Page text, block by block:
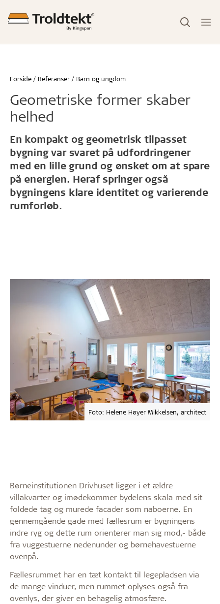
Forside Referanser Barn og ungdom
Geometriske former skaber
helhed
En kompakt og geometrisk tilpasset
bygning var svaret på udfordringener
med en lille grund og ønsket om at spare
på energien. Heraf springer også
bygningens klare identitet og varierende
rumforløb.
Foto: Helene Høyer Mikkelsen, architect
Børneinstitutionen Drivhuset ligger i et ældre
villakvarter og imødekommer bydelens skala med sit
foldede tag og murede facader som naboerne. En
gennemgående gade med fællesrum er bygningens
indre ryg og dette rum orienterer man sig mod,- både
fra vuggestuerne nedenunder og børnehavestuerne
ovenpå.
Fællesrummet har en tæt kontakt til legepladsen via
de mange vinduer, men rummet oplyses også fra
ovenlys, der giver en behagelig atmosfære.